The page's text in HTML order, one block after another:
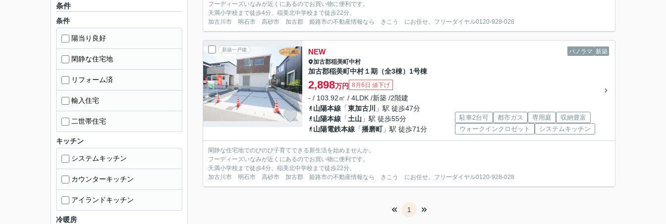
フーディーズいなみが近くにあるのでお買い物に便利です。
天満小学校まで徒歩4分、稲美北中学校まで徒歩22分。
加古川市 明石市 高砂市 加古郡 姫路市の不動産情報なら きこう にお任せ。フリーダイヤル0120-928-028
新築一戸建 パノラマ 新築
NEW
加古郡稲美町中村
加古郡稲美町中村１期（全3棟）1号棟
2,898万円 8月6日 値下げ
- / 103.92㎡ / 4LDK /新築 /2階建
山陽本線 「東加古川
」駅 徒歩47分
山陽本線 「土山 」駅 徒歩55分
山陽電鉄本線 「播磨町」駅 徒歩71分
駐車2台可 都市ガス 専用庭
収納豊富
ウォークインクロゼット
システムキッチン
閑静な住宅地でのびのび子育てできる新生活を始めませんか。
フーディーズいなみが近くにあるのでお買い物に便利です。
天満小学校まで徒歩4分、稲美北中学校まで徒歩22分。
加古川市 明石市 高砂市 加古郡 姫路市の不動産情報なら きこう にお任せ。フリーダイヤル0120-928-028
1
条件
条件
陽当り良好
閑静な住宅地
リフォーム済
輸入住宅
二世帯住宅
キッチン
システムキッチン
カウンターキッチン
アイランドキッチン
冷暖房